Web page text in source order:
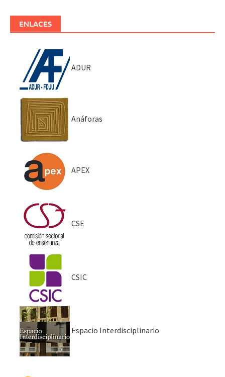
ENLACES
ADUR
Anáforas
APEX
CSE
CSIC
Espacio Interdisciplinario